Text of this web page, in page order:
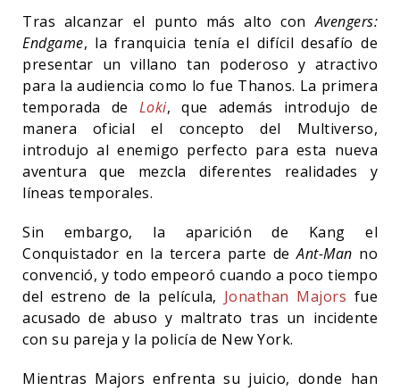
Tras alcanzar el punto más alto con Avengers:
Endgame, la franquicia tenía el difícil desafío de
presentar un villano tan poderoso y atractivo
para la audiencia como lo fue Thanos. La primera
temporada de Loki, que además introdujo de
manera oficial el concepto del Multiverso,
introdujo al enemigo perfecto para esta nueva
aventura que mezcla diferentes realidades y
líneas temporales.
Sin embargo, la aparición de Kang el
Conquistador en la tercera parte deAnt-Man no
convenció, y todo empeoró cuando a poco tiempo
del estreno de la película, Jonathan Majors fue
acusado de abuso y maltrato tras un incidente
con su pareja y la policía de New York.
Mientras Majors enfrenta su juicio, donde han